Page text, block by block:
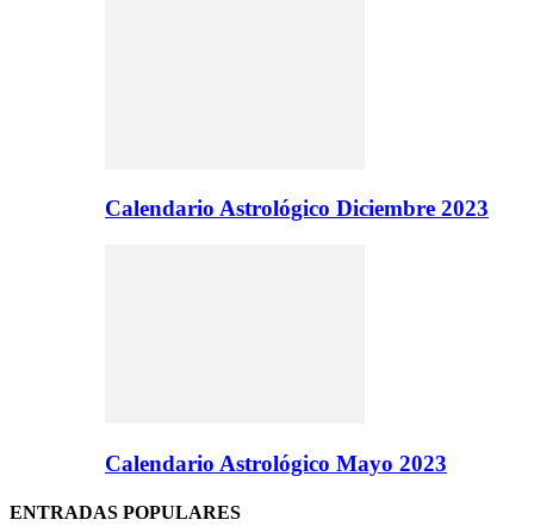
Calendario Astrológico Diciembre 2023
Calendario Astrológico Mayo 2023
ENTRADAS POPULARES